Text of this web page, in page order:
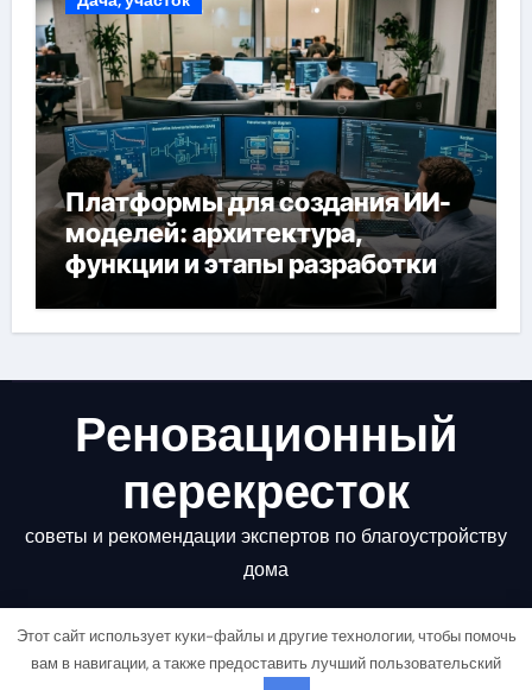
Платформы для создания ИИ-
моделей: архитектура,
функции и этапы разработки
Реновационный
перекресток
советы и рекомендации экспертов по благоустройству
дома
Этот сайт использует куки-файлы и другие технологии, чтобы помочь
вам в навигации, а также предоставить лучший пользовательский